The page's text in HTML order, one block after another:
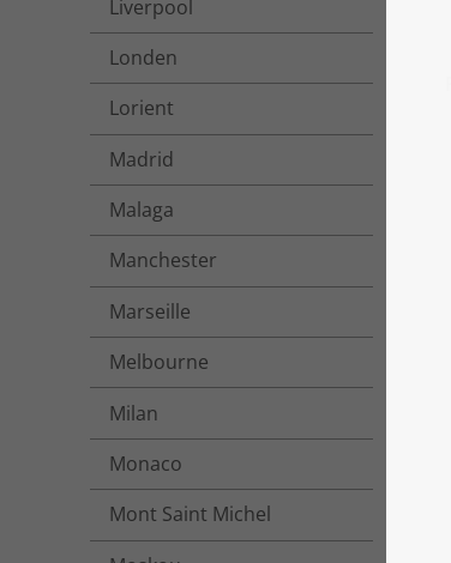
Liverpool
Londen
Lorient
Madrid
Malaga
Manchester
Marseille
Melbourne
Milan
Monaco
Mont Saint Michel